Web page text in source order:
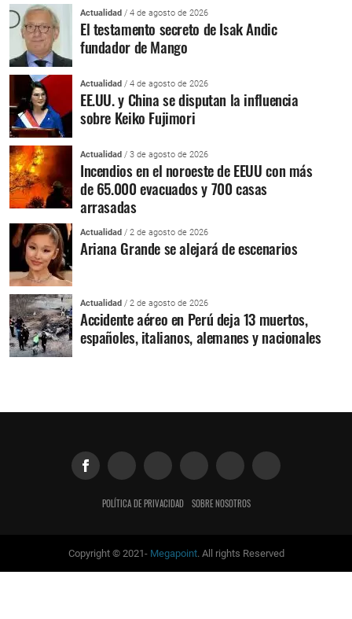
Actualidad / 4 de agosto de 2026
El testamento secreto de Isak Andic
fundador de Mango
Actualidad / 4 de agosto de 2026
EE.UU. y China se disputan la influencia
sobre Keiko Fujimori
Actualidad / 3 de agosto de 2026
Incendios en el noroeste de EEUU con más
de 65.000 evacuados y 700 casas
arrasadas
Actualidad / 2 de agosto de 2026
Ariana Grande se alejará de escenarios
Actualidad / 2 de agosto de 2026
Accidente aéreo en Perú deja 13 muertos,
españoles, italianos, alemanes y nacionales
POLÍTICA DE PRIVACIDAD SOBRE NOSOTROS
Copyright © 2021- Megapoint. All rights Reserved